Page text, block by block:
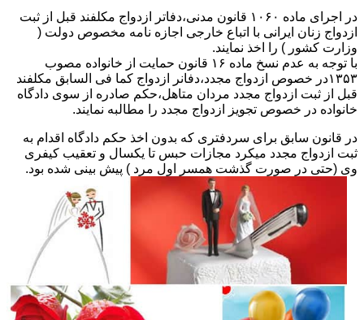
در اجرای ماده ۱۰۶۰ قانون مدنی،دفاتر ازدواج مکلفند قبل از ثبت
ازدواج زنان ایرانی با اتباع خارجی اجازه نامه مخصوص دولت (
وزارت کشور ) را اخذ نمایند.
با توجه به عدم نسخ ماده ۱۶ قانون حمایت از خانواده مصوب
۱۳۵۳در خصوص ازدواج مجدد،دفانر ازدواج کما فی السابق مکلفند
قبل از ثبت ازدواج مجدد مردان متاهل،حکم صادره از سوی دادگاه
خانواده در خصوص تجویز ازدواج مجدد را مطالبه نمایند.
در قانون سابق برای سردفتری که بدون اخذ حکم دادگاه اقدام به
ثبت ازدواج مجدد میکرد مجازات حبس تا یکسال و تعقیب کیفری
وی (حتی در صورت گذشت همسر اول مرد ) پیش بینی شده بود.